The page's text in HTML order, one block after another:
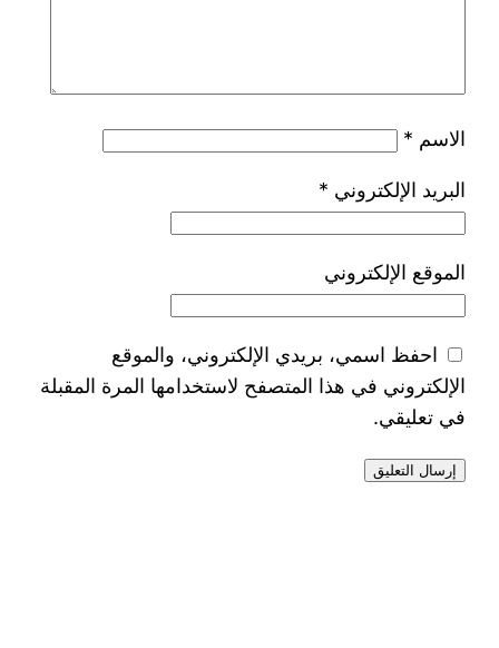
الاسم *
البريد الإلكتروني *
الموقع الإلكتروني
احفظ اسمي، بريدي الإلكتروني، والموقع
الإلكتروني في هذا المتصفح لاستخدامها المرة المقبلة
في تعليقي.